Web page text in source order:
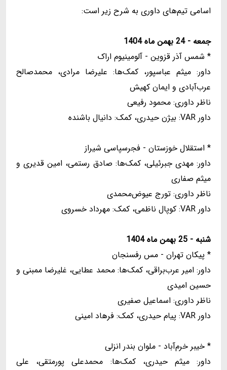
اسامی تیم‌های داوری به شرح زیر است:
جمعه - 24 بهمن ماه 1404
* شمس آذر قزوین - آلومینیوم اراک
داور: میثم عباسپور، کمک‌ها: علیرضا مرادی، محمدصالح
عرب‌آبادی و ایمان کهیش
ناظر داوری: محمود رفیعی
داور VAR: بیژن حیدری، کمک: دانیال باشنده
* استقلال خوزستان - فجرسپاسی شیراز
داور: مهدی جبرئیلی، کمک‌ها: صادق رستمی، امین قدیری و
میثم صفاری
ناظر داوری: تورج عیوض‌محمدی
داور VAR: کوپال ناظمی، کمک: مهرداد خسروی
شنبه - 25 بهمن ماه 1404
* پیکان تهران - مس رفسنجان
داور: امیر عرب‌براقی، کمک‌ها: محمد عطایی، غلیرضا ممبنی و
حسین امیدی
ناظر داوری: اسماعیل صفیری
داور VAR: پیام حیدری، کمک: فرهاد امینی
* خیبر خرم‌آباد - ملوان بندر انزلی
داور: میثم حیدری، کمک‌ها: محمدعلی پورمتقی، علی